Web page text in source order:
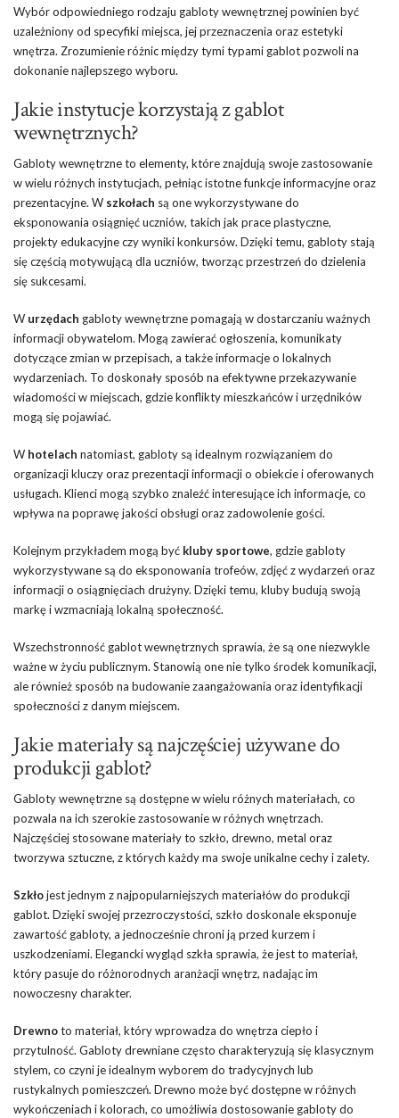
Wybór odpowiedniego rodzaju gabloty wewnętrznej powinien być
uzależniony od specyfiki miejsca, jej przeznaczenia oraz estetyki
wnętrza. Zrozumienie różnic między tymi typami gablot pozwoli na
dokonanie najlepszego wyboru.
Jakie instytucje korzystają z gablot
wewnętrznych?
Gabloty wewnętrzne to elementy, które znajdują swoje zastosowanie
w wielu różnych instytucjach, pełniąc istotne funkcje informacyjne oraz
prezentacyjne. W szkołach są one wykorzystywane do
eksponowania osiągnięć uczniów, takich jak prace plastyczne,
projekty edukacyjne czy wyniki konkursów. Dzięki temu, gabloty stają
się częścią motywującą dla uczniów, tworząc przestrzeń do dzielenia
się sukcesami.
W urzędach gabloty wewnętrzne pomagają w dostarczaniu ważnych
informacji obywatelom. Mogą zawierać ogłoszenia, komunikaty
dotyczące zmian w przepisach, a także informacje o lokalnych
wydarzeniach. To doskonały sposób na efektywne przekazywanie
wiadomości w miejscach, gdzie konflikty mieszkańców i urzędników
mogą się pojawiać.
W hotelach natomiast, gabloty są idealnym rozwiązaniem do
organizacji kluczy oraz prezentacji informacji o obiekcie i oferowanych
usługach. Klienci mogą szybko znaleźć interesujące ich informacje, co
wpływa na poprawę jakości obsługi oraz zadowolenie gości.
Kolejnym przykładem mogą być kluby sportowe, gdzie gabloty
wykorzystywane są do eksponowania trofeów, zdjęć z wydarzeń oraz
informacji o osiągnięciach drużyny. Dzięki temu, kluby budują swoją
markę i wzmacniają lokalną społeczność.
Wszechstronność gablot wewnętrznych sprawia, że są one niezwykle
ważne w życiu publicznym. Stanowią one nie tylko środek komunikacji,
ale również sposób na budowanie zaangażowania oraz identyfikacji
społeczności z danym miejscem.
Jakie materiały są najczęściej używane do
produkcji gablot?
Gabloty wewnętrzne są dostępne w wielu różnych materiałach, co
pozwala na ich szerokie zastosowanie w różnych wnętrzach.
Najczęściej stosowane materiały to szkło, drewno, metal oraz
tworzywa sztuczne, z których każdy ma swoje unikalne cechy i zalety.
Szkłojest jednym z najpopularniejszych materiałów do produkcji
gablot. Dzięki swojej przezroczystości, szkło doskonale eksponuje
zawartość gabloty, a jednocześnie chroni ją przed kurzem i
uszkodzeniami. Elegancki wygląd szkła sprawia, że jest to materiał,
który pasuje do różnorodnych aranżacji wnętrz, nadając im
nowoczesny charakter.
Drewnoto materiał, który wprowadza do wnętrza ciepło i
przytulność. Gabloty drewniane często charakteryzują się klasycznym
stylem, co czyni je idealnym wyborem do tradycyjnych lub
rustykalnych pomieszczeń. Drewno może być dostępne w różnych
wykończeniach i kolorach, co umożliwia dostosowanie gabloty do